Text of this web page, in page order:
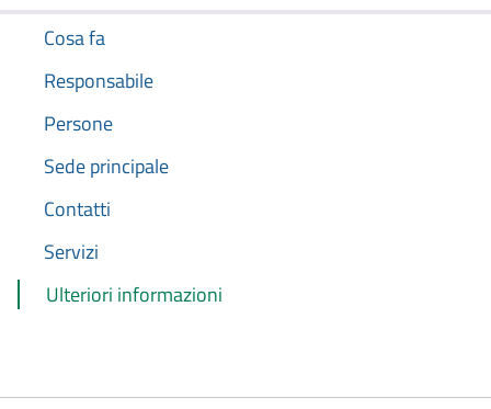
Cosa fa
Responsabile
Persone
Sede principale
Contatti
Servizi
Ulteriori informazioni